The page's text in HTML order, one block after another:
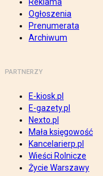
Ogłoszenia
Prenumerata
Archiwum
PARTNERZY
E-kiosk.pl
E-gazety.pl
Nexto.pl
Mała księgowość
Kancelarierp.pl
Wieści Rolnicze
Życie Warszawy